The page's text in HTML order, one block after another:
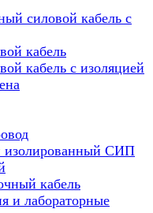
силовой кабель с
кабель
кабель с изоляцией
изолированный СИП
кабель
и лабораторные